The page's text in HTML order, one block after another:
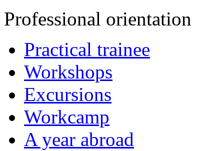
Professional orientation
Practical trainee
Workshops
Excursions
Workcamp
A year abroad